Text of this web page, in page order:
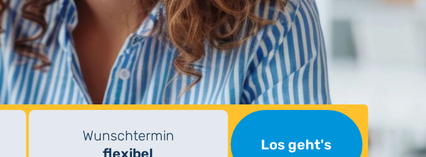
Wunschtermin
flexibel
Los geht's